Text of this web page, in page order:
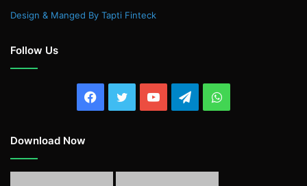
Design & Manged By Tapti Finteck
Follow Us
Facebook
TwitterYouTubeTelegramWhatsApp
Download Now